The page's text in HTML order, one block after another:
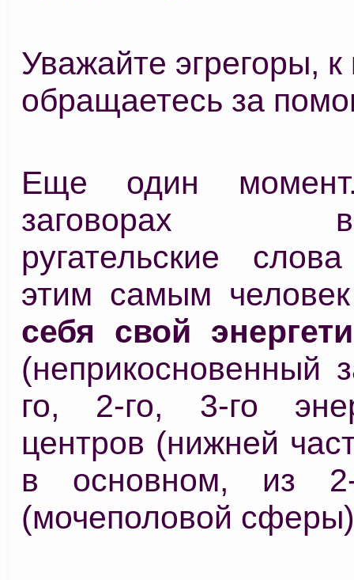
Уважайте эгрегоры,
обращаетесь за
Еще один
заговорах
ругательские
этим самым
себя свой
(неприкосновенный
го, 2-го, 3-го
центров (нижней
в основном, из 2-
(мочеполовой